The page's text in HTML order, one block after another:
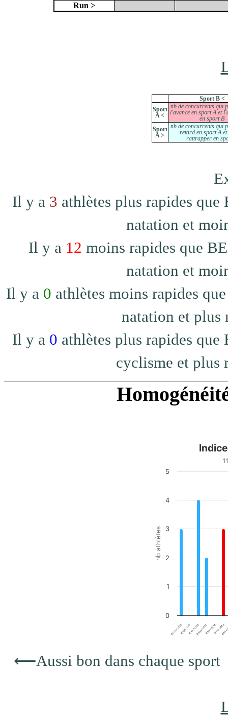
Run >
Sport B <
Sport
A <
nb de concurrents qui
l'avance en sport A et
en sport B
Sport
A >
nb de concurrents qui
retard en sport A et
rattrapper en
Il y a 3 athlètes plus rapides
natation et
Il y a 12 moins rapides que
natation et
Il y a 0 athlètes moins rapides
natation et plus
Il y a 0 athlètes plus rapides
cyclisme et plus
Indice d homogénéité
Bar chart with 20 bars.
The chart has 1 X axis
nb athlètes
0.223-0.326 0.43-0.533 0.637-0.74
0.326-0.43 0.533-0.637 0.74-0.844
0
1
2
3
4
5
⟵Aussi bon dans chaque